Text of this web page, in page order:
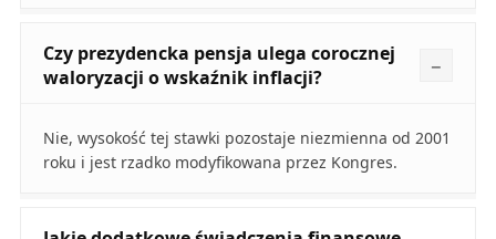
Czy prezydencka pensja ulega corocznej
waloryzacji o wskaźnik inflacji?
Nie, wysokość tej stawki pozostaje niezmienna od 2001
roku i jest rzadko modyfikowana przez Kongres.